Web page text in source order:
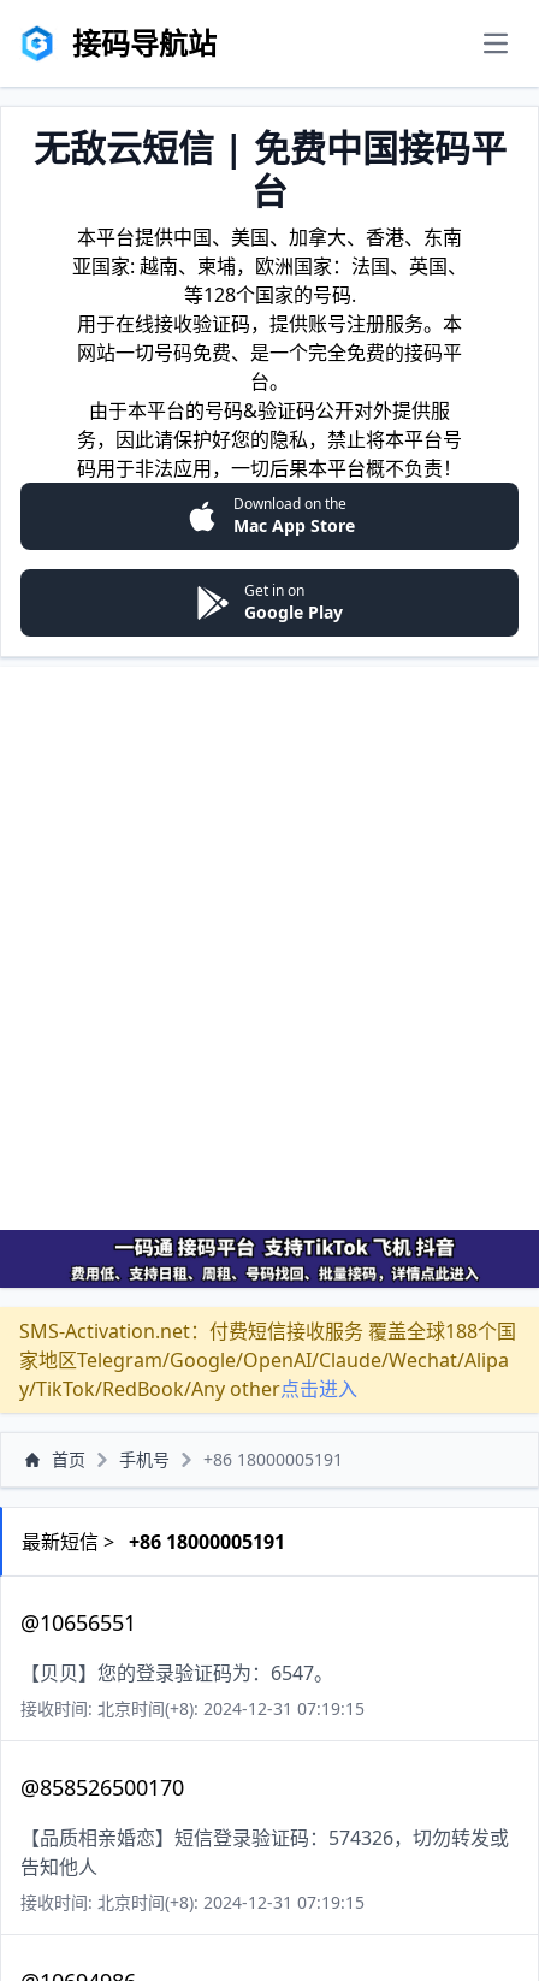
接码导航站
无敌云短信 | 免费中国接码平
台
本平台提供中国、美国、加拿大、香港、东南
亚国家: 越南、柬埔，欧洲国家：法国、英国、
等128个国家的号码.
用于在线接收验证码，提供账号注册服务。本
网站一切号码免费、是一个完全免费的接码平
台。
由于本平台的号码&验证码公开对外提供服
务，因此请保护好您的隐私，禁止将本平台号
码用于非法应用，一切后果本平台概不负责！
Download on the
Mac App Store
Get in on
Google Play
SMS-Activation.net：付费短信接收服务 覆盖全球188个国
家地区Telegram/Google/OpenAI/Claude/Wechat/Alipa
y/TikTok/RedBook/Any other点击进入
首页 手机号 +86 18000005191
最新短信 > +86 18000005191
@10656551
【贝贝】您的登录验证码为：6547。
接收时间: 北京时间(+8): 2024-12-31 07:19:15
@858526500170
【品质相亲婚恋】短信登录验证码：574326，切勿转发或
告知他人
接收时间: 北京时间(+8): 2024-12-31 07:19:15